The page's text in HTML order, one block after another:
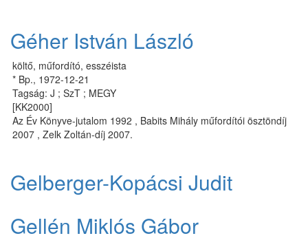
Géher István László
költő, műfordító, esszéista
* Bp., 1972-12-21
Tagság: J ; SzT ; MEGY
[KK2000]
Az Év Könyve-jutalom 1992 , Babits Mihály műfordítói ösztöndíj
2007 , Zelk Zoltán-díj 2007.
Gelberger-Kopácsi Judit
Gellén Miklós Gábor